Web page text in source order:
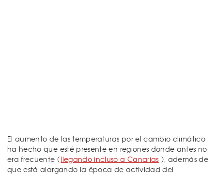
El aumento de las temperaturas por el cambio climático
ha hecho que esté presente en regiones donde antes no
era frecuente (llegando incluso a Canarias ), además de
que está alargando la época de actividad del